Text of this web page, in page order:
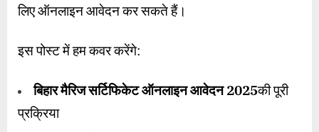
लिए ऑनलाइन आवेदन कर सकते हैं।
इस पोस्ट में हम कवर करेंगे:
बिहार मैरिज सर्टिफिकेट ऑनलाइन आवेदन2025की पूरी
प्रक्रिया